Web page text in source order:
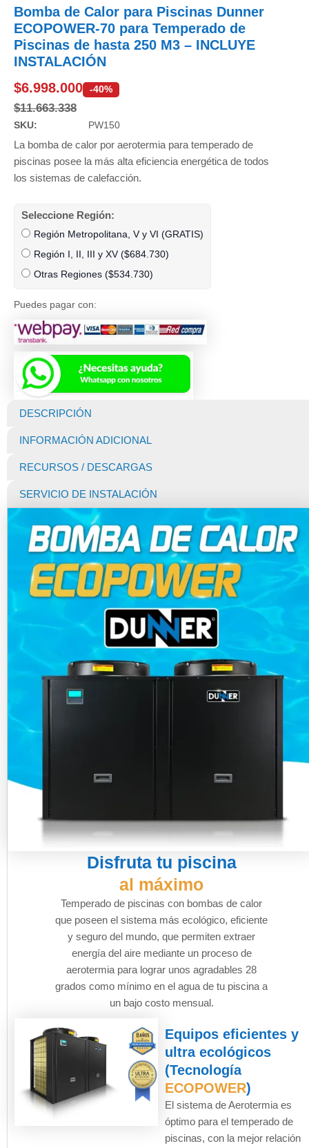
Bomba de Calor para Piscinas Dunner
ECOPOWER-70 para Temperado de
Piscinas de hasta 250 M3 – INCLUYE
INSTALACIÓN
$6.998.000 -40%
$11.663.338
SKU: PW150
La bomba de calor por aerotermia para temperado de
piscinas posee la más alta eficiencia energética de todos
los sistemas de calefacción.
Seleccione Región:
Región Metropolitana, V y VI (GRATIS)
Región I, II, III y XV ($684.730)
Otras Regiones ($534.730)
Puedes pagar con:
DESCRIPCIÓN
INFORMACIÓN ADICIONAL
RECURSOS / DESCARGAS
SERVICIO DE INSTALACIÓN
Disfruta tu piscina
al máximo
Temperado de piscinas con bombas de calor
que poseen el sistema más ecológico, eficiente
y seguro del mundo, que permiten extraer
energía del aire mediante un proceso de
aerotermia para lograr unos agradables 28
grados como mínimo en el agua de tu piscina a
un bajo costo mensual.
Equipos eficientes y
ultra ecológicos
(Tecnología
ECOPOWER)
El sistema de Aerotermia es
óptimo para el temperado de
piscinas, con la mejor relación